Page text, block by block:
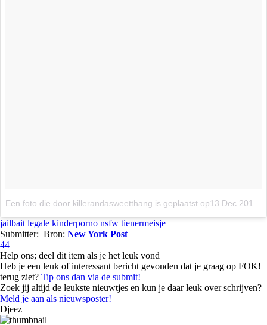
Een foto die door killerandasweetthang is geplaatst op13 Dec 2015 om 7:15 PST
jailbait legale kinderporno nsfw tienermeisje
Submitter: Bron: New York Post
44
Help ons; deel dit item als je het leuk vond
Heb je een leuk of interessant bericht gevonden dat je graag op FOK!
terug ziet? Tip ons dan via de submit!
Zoek jij altijd de leukste nieuwtjes en kun je daar leuk over schrijven?
Meld je aan als nieuwsposter!
Djeez